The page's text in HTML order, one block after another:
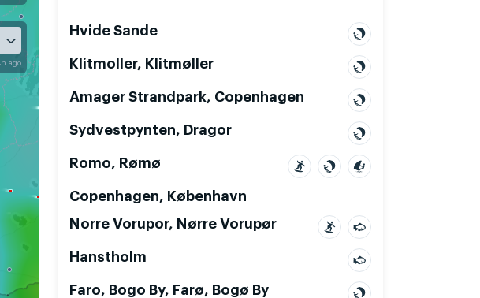
ago
Hvide Sande
Klitmoller, Klitmøller
Amager Strandpark, Copenhagen
Sydvestpynten, Dragor
Romo, Rømø
Copenhagen, København
Norre Vorupor, Nørre Vorupør
Hanstholm
Faro, Bogo By, Farø, Bogø By